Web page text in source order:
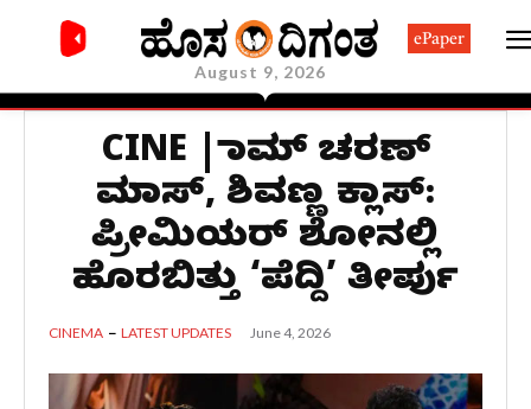
August 9, 2026
ePaper
CINE | ರಾಮ್ ಚರಣ್
ಮಾಸ್, ಶಿವಣ್ಣ ಕ್ಲಾಸ್:
ಪ್ರೀಮಿಯರ್ ಶೋನಲ್ಲಿ
ಹೊರಬಿತ್ತು ‘ಪೆದ್ದಿ’ ತೀರ್ಪು
CINEMA LATEST UPDATES June 4, 2026